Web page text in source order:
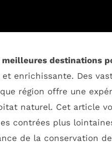
meilleures destinations
enrichissante. Des
région offre une
naturel. Cet article
contrées plus
de la conservation